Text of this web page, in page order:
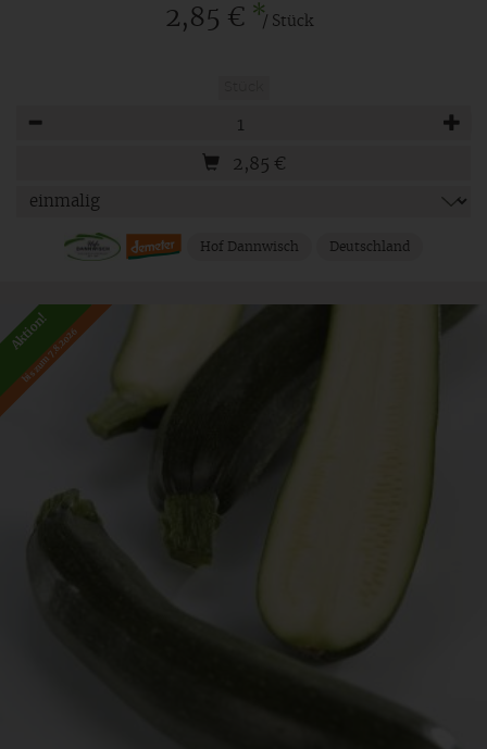
2,85 € */ Stück
2,85 €
Hof Dannwisch Deutschland
Aktion!
bis zum 7.8.2026